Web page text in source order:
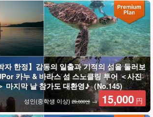
테 섬만의 대표 경치를 즐겨보자!
열대 바이옴'에는 각 분야마다 독특한 생태계가
자 한정】감동의 일출과 기적의 섬을 둘러보
카누 & 바라스 섬 스노클링 투어 ＜사진
마지막 날 참가도 대환영♪（No.145)
성인(중학생 이상) 29,000엔 → 15,000 円